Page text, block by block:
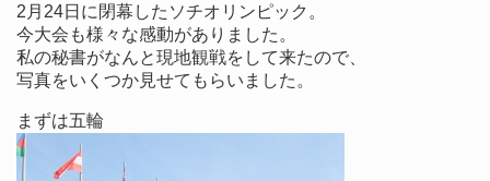
2月24日に閉幕したソチオリンピック。
今大会も様々な感動がありました。
私の秘書がなんと現地観戦をして来たので、
写真をいくつか見せてもらいました。
まずは五輪